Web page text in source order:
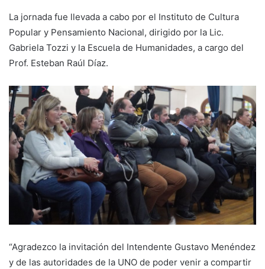
La jornada fue llevada a cabo por el Instituto de Cultura
Popular y Pensamiento Nacional, dirigido por la Lic.
Gabriela Tozzi y la Escuela de Humanidades, a cargo del
Prof. Esteban Raúl Díaz.
“Agradezco la invitación del Intendente Gustavo Menéndez
y de las autoridades de la UNO de poder venir a compartir